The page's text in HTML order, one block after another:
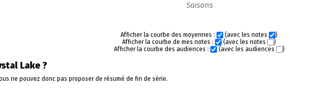
Saisons
Afficher la courbe des moyennes : (avec les notes
)
Afficher la courbe de mes notes :
(avec les notes
)
Afficher la courbe des audiences :
(avec les audiences )
Lake ?
ne pouvez donc pas proposer de résumé de fin de série.